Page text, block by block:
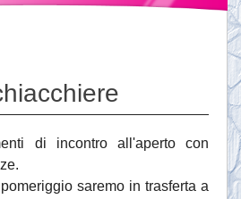
di incontro all'aperto con
saremo in trasferta a